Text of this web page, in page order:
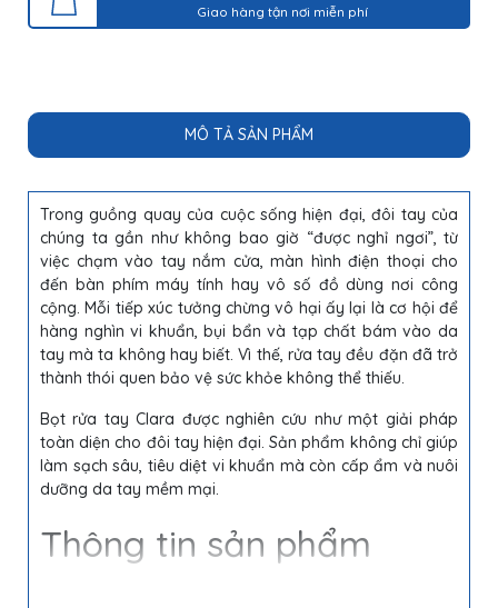
Giao hàng tận nơi miễn phí
MÔ TẢ SẢN PHẨM
Trong guồng quay của cuộc sống hiện đại, đôi tay của
chúng ta gần như không bao giờ “được nghỉ ngơi”, từ
việc chạm vào tay nắm cửa, màn hình điện thoại cho
đến bàn phím máy tính hay vô số đồ dùng nơi công
cộng. Mỗi tiếp xúc tưởng chừng vô hại ấy lại là cơ hội để
hàng nghìn vi khuẩn, bụi bẩn và tạp chất bám vào da
tay mà ta không hay biết. Vì thế, rửa tay đều đặn đã trở
thành thói quen bảo vệ sức khỏe không thể thiếu.
Bọt rửa tay Clara được nghiên cứu như một giải pháp
toàn diện cho đôi tay hiện đại. Sản phẩm không chỉ giúp
làm sạch sâu, tiêu diệt vi khuẩn mà còn cấp ẩm và nuôi
dưỡng da tay mềm mại.
Thông tin sản phẩm